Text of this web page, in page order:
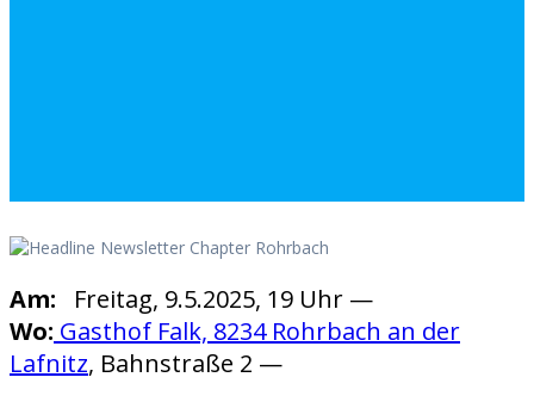
Am: Freitag, 9.5.2025, 19 Uhr —
Wo: Gasthof Falk, 8234 Rohrbach an der
Lafnitz, Bahnstraße 2 —